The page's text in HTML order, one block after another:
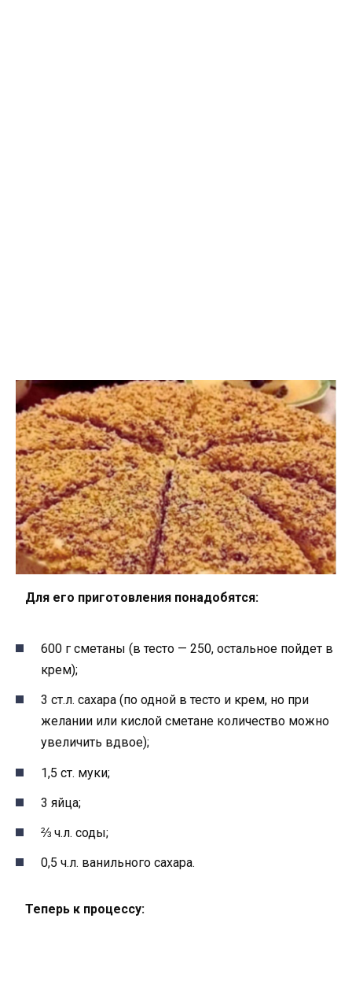
Для его приготовления понадобятся:
600 г сметаны (в тесто — 250, остальное пойдет в
крем);
3 ст.л. сахара (по одной в тесто и крем, но при
желании или кислой сметане количество можно
увеличить вдвое);
1,5 ст. муки;
3 яйца;
⅔ ч.л. соды;
0,5 ч.л. ванильного сахара.
Теперь к процессу: